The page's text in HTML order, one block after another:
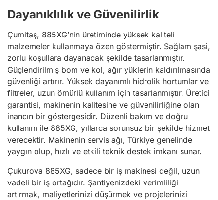
Dayanıklılık ve Güvenilirlik
Çumitaş, 885XG’nin üretiminde yüksek kaliteli
malzemeler kullanmaya özen göstermiştir. Sağlam şasi,
zorlu koşullara dayanacak şekilde tasarlanmıştır.
Güçlendirilmiş bom ve kol, ağır yüklerin kaldırılmasında
güvenliği artırır. Yüksek dayanımlı hidrolik hortumlar ve
filtreler, uzun ömürlü kullanım için tasarlanmıştır. Üretici
garantisi, makinenin kalitesine ve güvenilirliğine olan
inancın bir göstergesidir. Düzenli bakım ve doğru
kullanım ile 885XG, yıllarca sorunsuz bir şekilde hizmet
verecektir. Makinenin servis ağı, Türkiye genelinde
yaygın olup, hızlı ve etkili teknik destek imkanı sunar.
Çukurova 885XG, sadece bir iş makinesi değil, uzun
vadeli bir iş ortağıdır. Şantiyenizdeki verimliliği
artırmak, maliyetlerinizi düşürmek ve projelerinizi